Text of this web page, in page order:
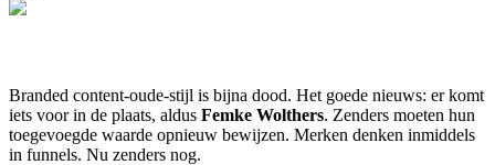
Branded content-oude-stijl is bijna dood. Het goede nieuws: er komt
iets voor in de plaats, aldus Femke Wolthers. Zenders moeten hun
toegevoegde waarde opnieuw bewijzen. Merken denken inmiddels
in funnels. Nu zenders nog.